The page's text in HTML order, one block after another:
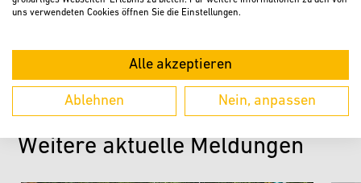
Vielen Dank fürs Weitersagen.
Weitere aktuelle Meldungen
uns verwendeten Cookies öffnen Sie die Einstellungen.
Alle akzeptieren
Ablehnen Nein, anpassen